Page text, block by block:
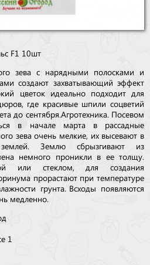
F1 10шт
зева с нарядными полосками и
создают захватывающий эффект
цветок идеально подходит для
где красивые шпили соцветий
до сентября.Агротехника. Посевом
в начале марта в рассадные
зева очень мелкие, их высевают в
Землю сбрызгивают из
немного проникли в ее толщу.
или стеклом, для создания
прорастают при температуре
грунта. Всходы появляются
медленно.
1